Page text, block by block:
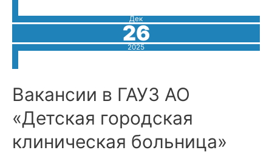
Дек
26
2025
Вакансии в ГАУЗ АО
«Детская городская
клиническая больница»